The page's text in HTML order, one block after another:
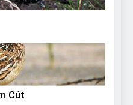
Cút